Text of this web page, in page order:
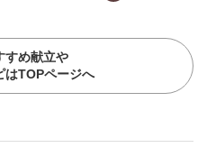
すめ献立や
はTOPページへ